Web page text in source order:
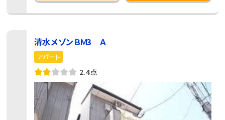
清水メゾンＢＭ3 Ａ
アパート
2.4点